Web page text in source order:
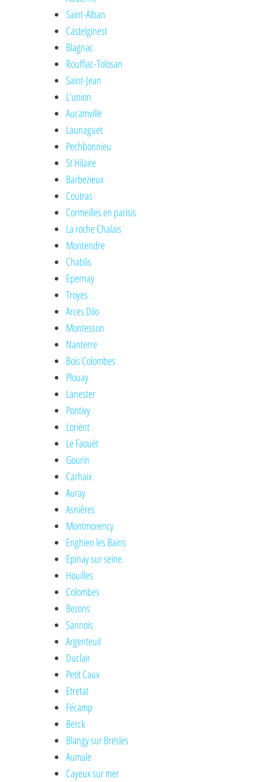
Saint-Alban
Castelginest
Blagnac
Rouffiac-Tolosan
Saint-Jean
L’union
Aucamville
Launaguet
Pechbonnieu
St Hilaire
Barbezieux
Coutras
Cormeilles en parisis
La roche Chalais
Montendre
Chablis
Epernay
Troyes
Arces Dilo
Montesson
Nanterre
Bois Colombes
Plouay
Lanester
Pontivy
Lorient
Le Faouët
Gourin
Carhaix
Auray
Asnières
Montmorency
Enghien les Bains
Epinay sur seine
Houilles
Colombes
Bezons
Sannois
Argenteuil
Duclair
Petit Caux
Etretat
Fécamp
Berck
Blangy sur Bresles
Aumale
Cayeux sur mer